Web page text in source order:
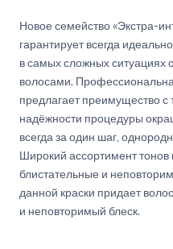
Новое семейство «Экстра-
гарантирует всегда
в самых сложных ситуациях
волосами.
предлагает преимущество с
надёжности процедуры
всегда за один шаг,
Широкий ассортимент тонов
блистательные и
данной краски придает
и неповторимый блеск.